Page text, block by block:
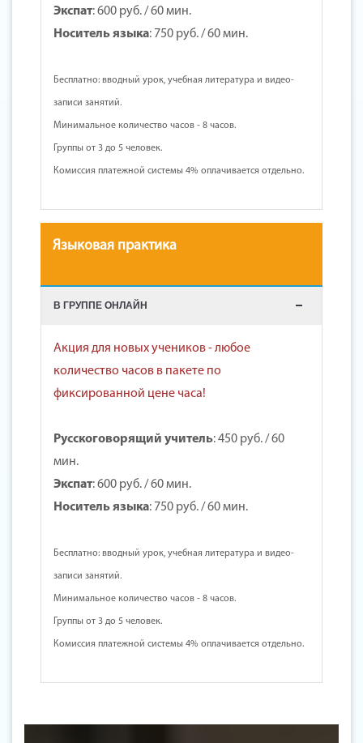
Экспат:600 руб./ 60 мин.
Носитель языка: 750 руб./ 60 мин.
Бесплатно: вводный урок, учебная литература и видео-
записи занятий.
Минимальное количество часов - 8 часов.
Группы от 3 до 5 человек.
Комиссия платежной системы 4% оплачивается отдельно.
Языковая практика
В ГРУППЕ ОНЛАЙН
Акция для новых учеников - любое
количество часов в пакете по
фиксированной цене часа!
Русскоговорящий учитель:450 руб./ 60
мин.
Экспат:600 руб./ 60 мин.
Носитель языка: 750 руб./ 60 мин.
Бесплатно: вводный урок, учебная литература и видео-
записи занятий.
Минимальное количество часов - 8 часов.
Группы от 3 до 5 человек.
Комиссия платежной системы 4% оплачивается отдельно.